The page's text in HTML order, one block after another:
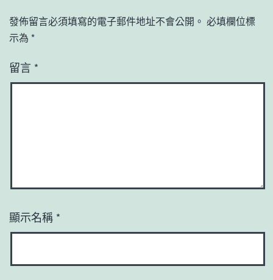
發佈留言必須填寫的電子郵件地址不會公開。 必填欄位標
示為 *
留言 *
顯示名稱 *